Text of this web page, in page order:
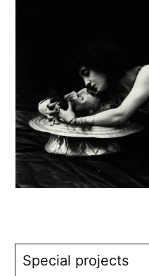
Special projects